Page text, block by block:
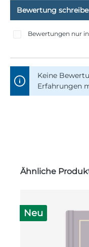
Bewertung
Bewertungen nur
Keine
Erfahrungen
Produktgalerie
Ähnliche
Neu